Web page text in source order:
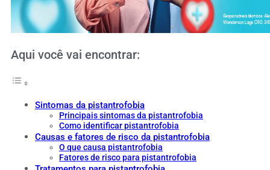
Aqui você vai encontrar:
Sintomas da pistantrofobia
Principais sintomas da pistantrofobia
Como identificar pistantrofobia
Causas e fatores de risco da pistantrofobia
O que causa pistantrofobia
Fatores de risco para pistantrofobia